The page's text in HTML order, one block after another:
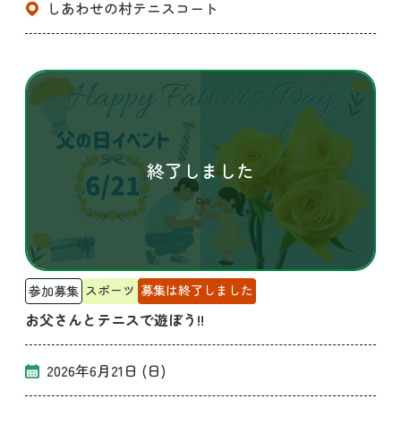
しあわせの村テニスコート
参加募集 スポーツ 募集は終了しました
お父さんとテニスで遊ぼう!!
2026年6月21日 (日)